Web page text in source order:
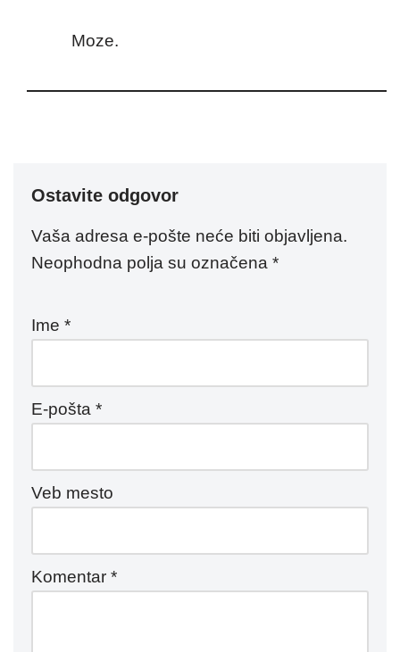
Moze.
Ostavite odgovor
Vaša adresa e-pošte neće biti objavljena.
Neophodna polja su označena *
Ime *
E-pošta *
Veb mesto
Komentar *